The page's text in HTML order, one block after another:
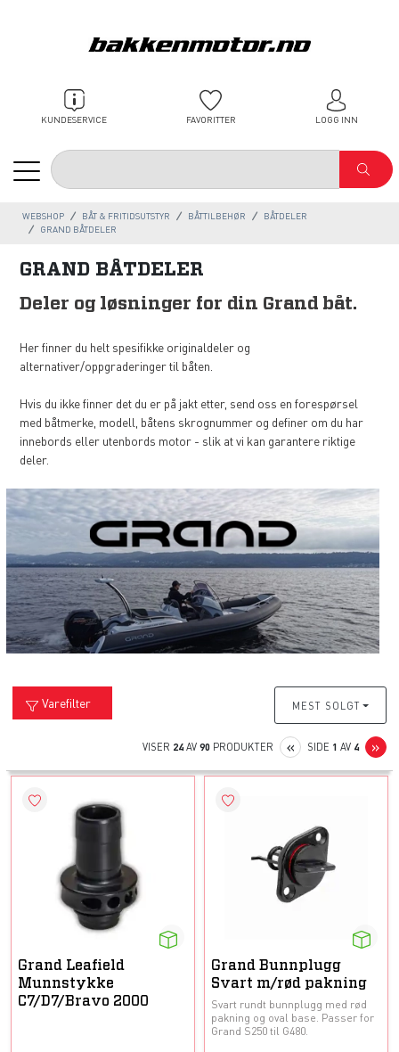
KUNDESERVICE FAVORITTER LOGG INN
WEBSHOP BÅT & FRITIDSUTSTYR BÅTTILBEHØR
BÅTDELER
GRAND BÅTDELER
GRAND BÅTDELER
Deler og løsninger for din Grand båt.
Her finner du helt spesifikke originaldeler og
alternativer/oppgraderinger til båten.
Hvis du ikke finner det du er på jakt etter, send oss en forespørsel
med båtmerke, modell, båtens skrognummer og definer om du har
innebords eller utenbords motor - slik at vi kan garantere riktige
deler.
Varefilter MEST SOLGT
VISER 24AV 90 PRODUKTER «PREVIOUS
SIDE 1 AV 4 »
Grand Leafield
Munnstykke
C7/D7/Bravo 2000
Grand Bunnplugg
Svart m/rød pakning
Svart rundt bunnplugg med rød
pakning og oval base. Passer for
Grand S250 til G480.